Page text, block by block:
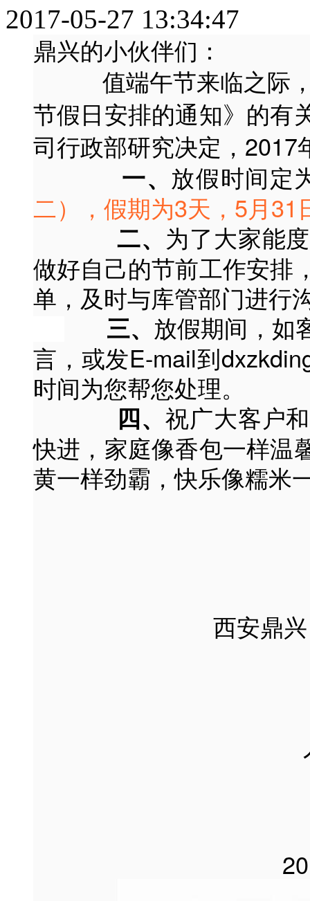
2017-05-27 13:34:47
鼎兴的小伙伴们：
值端午节来临之际，
节假日安排的通知》的有
司行政部研究决定，
一、 放假时间定
二），假期为3天，5月31
二、 为了大家能
做好自己的节前工作安排
单，及时与库管部门进行
三、 放假期间，如
言，或发E-mail到
时间为您帮您处理。
四、 祝广大客户
快进，家庭像香包一样温
黄一样劲霸，快乐像糯米
西安鼎兴自控
人事行
2017年5